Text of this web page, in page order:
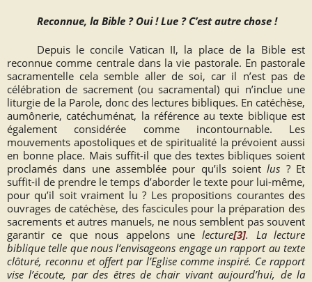
Reconnue, la Bible ? Oui ! Lue ? C’est autre chose !
Depuis le concile Vatican II, la place de la Bible est
reconnue comme centrale dans la vie pastorale. En pastorale
sacramentelle cela semble aller de soi, car il n’est pas de
célébration de sacrement (ou sacramental) qui n’inclue une
liturgie de la Parole, donc des lectures bibliques. En catéchèse,
aumônerie, catéchuménat, la référence au texte biblique est
également considérée comme incontournable. Les
mouvements apostoliques et de spiritualité la prévoient aussi
en bonne place. Mais suffit-il que des textes bibliques soient
proclamés dans une assemblée pour qu’ils soientlus ? Et
suffit-il de prendre le temps d’aborder le texte pour lui-même,
pour qu’il soit vraiment lu ? Les propositions courantes des
ouvrages de catéchèse, des fascicules pour la préparation des
sacrements et autres manuels, ne nous semblent pas souvent
garantir ce que nous appelons unelecture[3]. La lecture
biblique telle que nous l’envisageons engage un rapport au texte
clôturé, reconnu et offert par l’Eglise comme inspiré. Ce rapport
vise l’écoute, par des êtres de chair vivant aujourd’hui, de la